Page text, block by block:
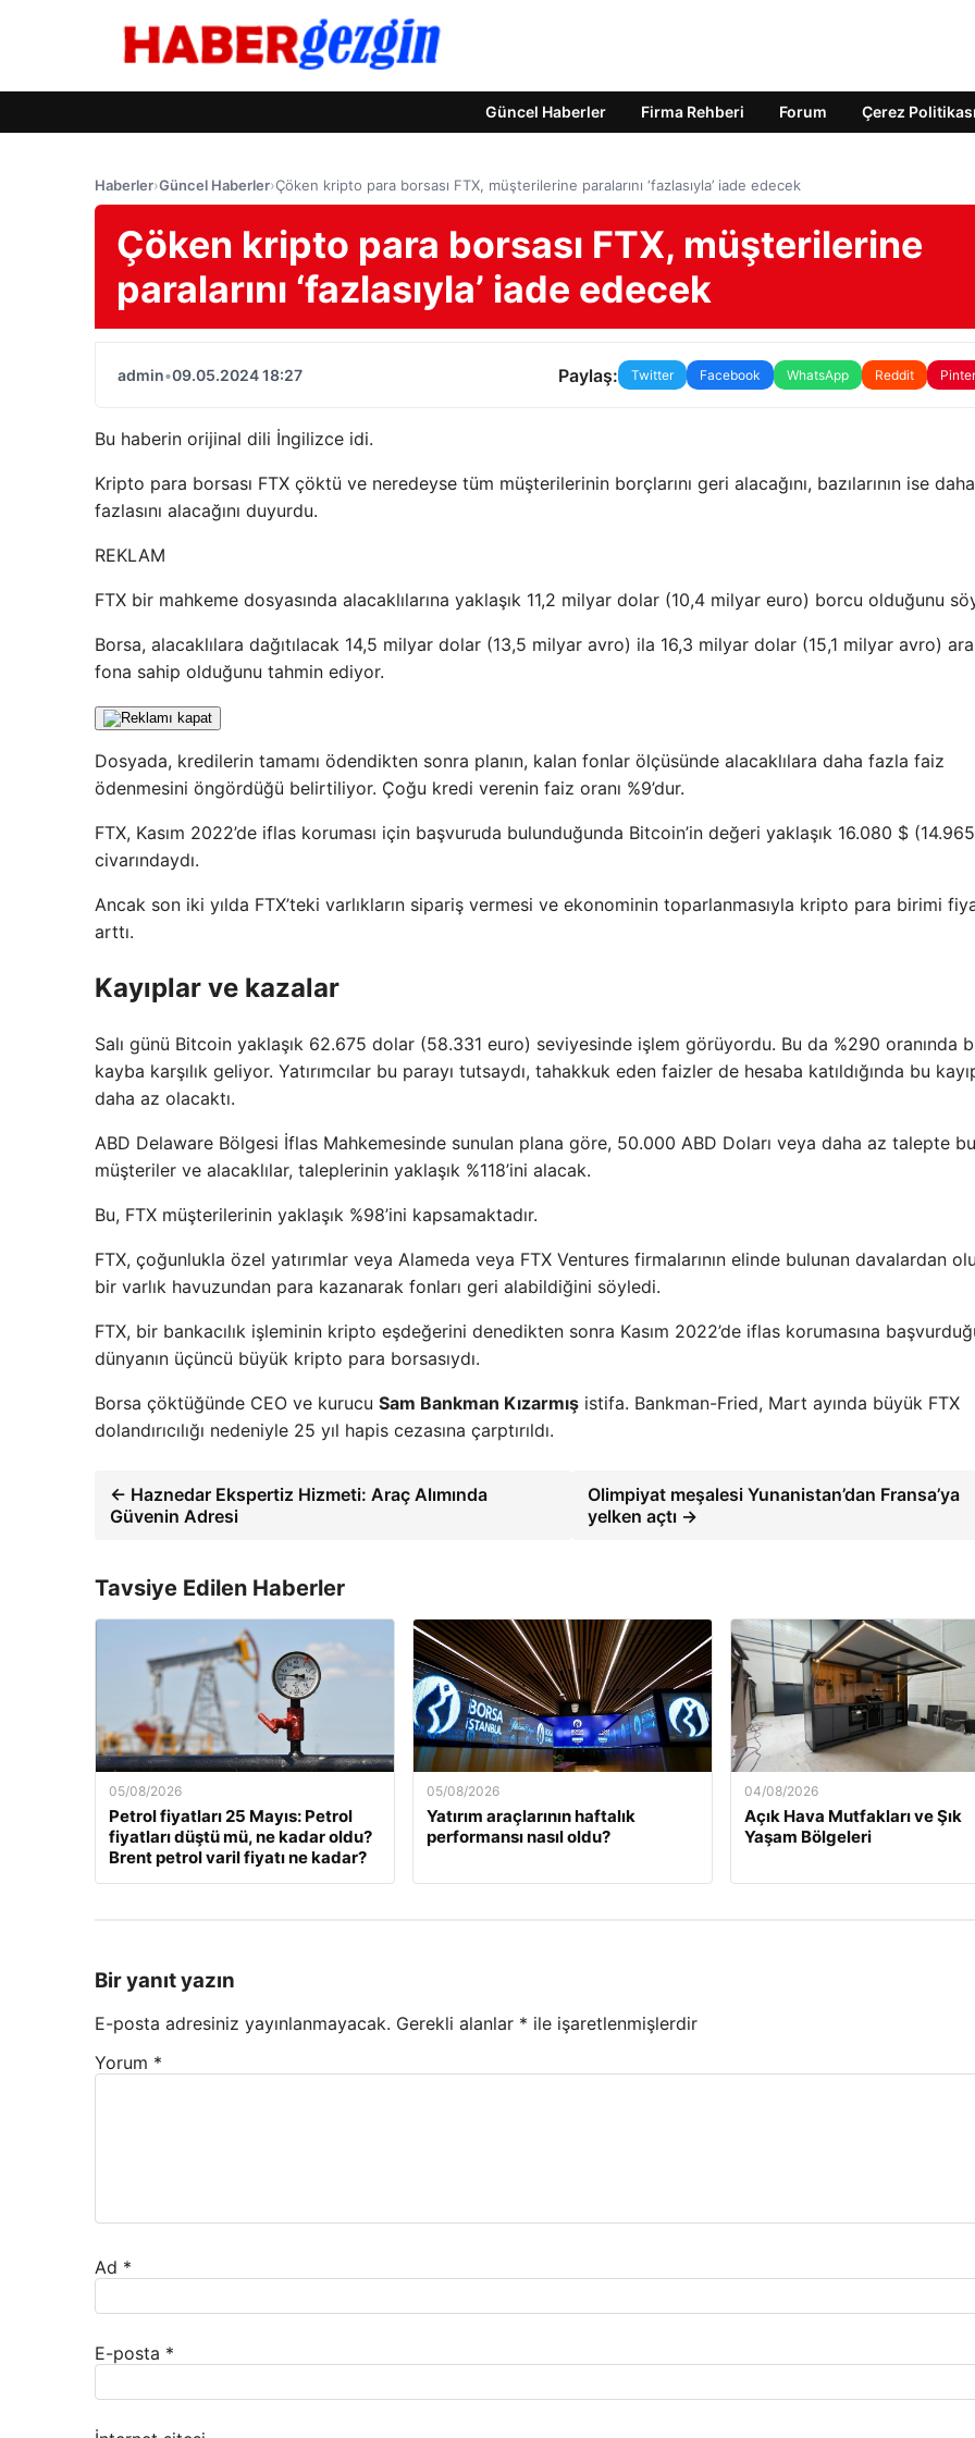
Güncel Haberler Firma Rehberi Forum Çerez Politikası
Haberler›Güncel Haberler›Çöken kripto para borsası FTX, müşterilerine paralarını ‘fazlasıyla’ iade edecek
Çöken kripto para borsası FTX, müşterilerine
paralarını ‘fazlasıyla’ iade edecek
admin•09.05.2024 18:27 Paylaş: Twitter Facebook WhatsApp Reddit
Bu haberin orijinal dili İngilizce idi.
Kripto para borsası FTX çöktü ve neredeyse tüm müşterilerinin borçlarını geri alacağını, bazılarının ise daha
fazlasını alacağını duyurdu.
REKLAM
FTX bir mahkeme dosyasında alacaklılarına yaklaşık 11,2 milyar dolar (10,4 milyar euro) borcu olduğunu
Borsa, alacaklılara dağıtılacak 14,5 milyar dolar (13,5 milyar avro) ila 16,3 milyar dolar (15,1 milyar avro)
fona sahip olduğunu tahmin ediyor.
Dosyada, kredilerin tamamı ödendikten sonra planın, kalan fonlar ölçüsünde alacaklılara daha fazla faiz
ödenmesini öngördüğü belirtiliyor. Çoğu kredi verenin faiz oranı %9’dur.
FTX, Kasım 2022’de iflas koruması için başvuruda bulunduğunda Bitcoin’in değeri yaklaşık 16.080 $
civarındaydı.
Ancak son iki yılda FTX’teki varlıkların sipariş vermesi ve ekonominin toparlanmasıyla kripto para birimi
arttı.
Kayıplar ve kazalar
Salı günü Bitcoin yaklaşık 62.675 dolar (58.331 euro) seviyesinde işlem görüyordu. Bu da %290 oranında
kayba karşılık geliyor. Yatırımcılar bu parayı tutsaydı, tahakkuk eden faizler de hesaba katıldığında bu
daha az olacaktı.
ABD Delaware Bölgesi İflas Mahkemesinde sunulan plana göre, 50.000 ABD Doları veya daha az talepte
müşteriler ve alacaklılar, taleplerinin yaklaşık %118’ini alacak.
Bu, FTX müşterilerinin yaklaşık %98’ini kapsamaktadır.
FTX, çoğunlukla özel yatırımlar veya Alameda veya FTX Ventures firmalarının elinde bulunan davalardan
bir varlık havuzundan para kazanarak fonları geri alabildiğini söyledi.
FTX, bir bankacılık işleminin kripto eşdeğerini denedikten sonra Kasım 2022’de iflas korumasına
dünyanın üçüncü büyük kripto para borsasıydı.
Borsa çöktüğünde CEO ve kurucu Sam Bankman Kızarmış istifa. Bankman-Fried, Mart ayında büyük FTX
dolandırıcılığı nedeniyle 25 yıl hapis cezasına çarptırıldı.
← Haznedar Ekspertiz Hizmeti: Araç Alımında
Güvenin Adresi
Olimpiyat meşalesi Yunanistan’dan Fransa’ya
yelken açtı →
Tavsiye Edilen Haberler
05/08/2026
Petrol fiyatları 25 Mayıs: Petrol
fiyatları düştü mü, ne kadar oldu?
Brent petrol varil fiyatı ne kadar?
05/08/2026
Yatırım araçlarının haftalık
performansı nasıl oldu?
04/08/2026
Açık Hava Mutfakları ve Şık
Yaşam Bölgeleri
Bir yanıt yazın
E-posta adresiniz yayınlanmayacak. Gerekli alanlar * ile işaretlenmişlerdir
Yorum *
Ad *
E-posta *